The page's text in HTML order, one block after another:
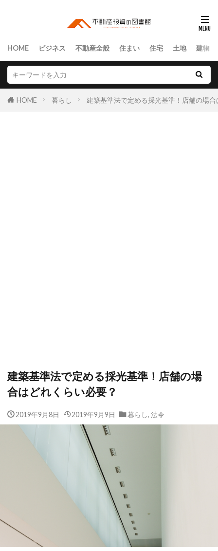
HOME ビジネス 不動産全般 住まい 住宅 土地 建物
HOME 暮らし 建築基準法で定める採光基準！店舗の場
建築基準法で定める採光基準！店舗の場
合はどれくらい必要？
2019年9月8日 2019年9月9日 暮らし, 法令